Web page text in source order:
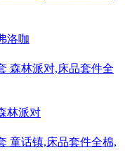
洛咖
林派对